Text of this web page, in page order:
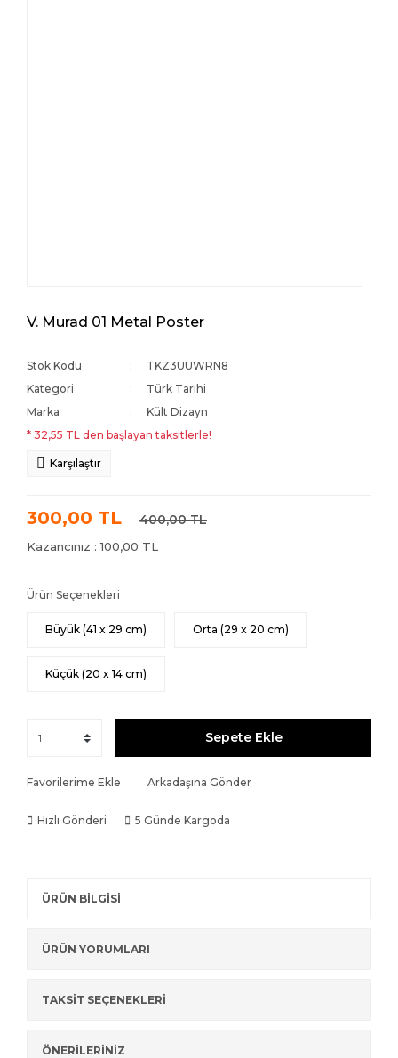
V. Murad 01 Metal Poster
Stok Kodu
TKZ3UUWRN8
Kategori
Türk Tarihi
Marka
Kült Dizayn
* 32,55 TL den başlayan taksitlerle!
Karşılaştır
300,00 TL 400,00 TL
Kazancınız : 100,00 TL
Ürün Seçenekleri
Büyük (41 x 29 cm) Orta (29 x 20 cm)
Küçük (20 x 14 cm)
Sepete Ekle
Favorilerime Ekle Arkadaşına Gönder
Hızlı Gönderi 5 Günde Kargoda
ÜRÜN BİLGİSİ
ÜRÜN YORUMLARI
TAKSİT SEÇENEKLERİ
ÖNERİLERİNİZ